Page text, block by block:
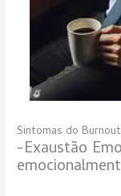
Sintomas do
-Exaustão